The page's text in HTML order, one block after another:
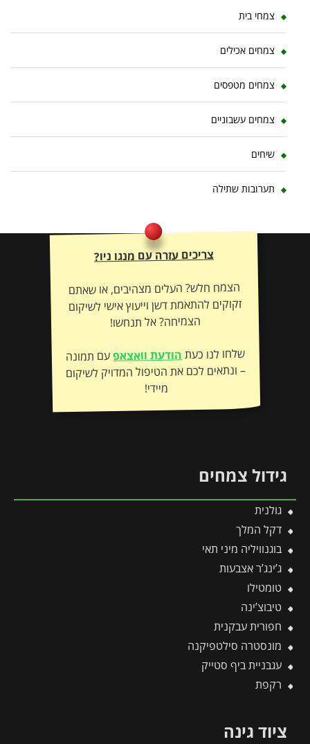
צמחי בית
צמחים אכילים
צמחים מטפסים
צמחים עשבוניים
שיחים
תערובות שתילה
צריכים עזרה עם מנגו ניו?
הצמח חלש? העלים מצהיבים, או שאתם
זקוקים להתאמת דשן וייעוץ אישי לשיקום
הצמיחה? אל תנחשו!
שלחו לנו כעתהודעת וואצאפעם תמונה
– ונתאים לכם את הטיפול המדויק לשיקום
מיידי!
גידול צמחים
גולנית
דקל המלך
בוגנוויליה מיני תאי
ג’ינג’ר אצבעות
טומטילו
טיבוצ’ינה
חפורית עבקנית
מונסטרה סילטפיקנה
עגבניית ביף סטייק
רקפת
ציוד גינה